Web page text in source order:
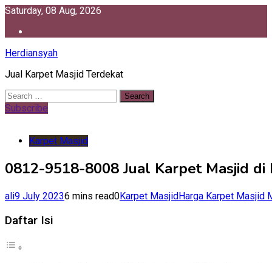
Skip
content
Saturday, 08 Aug, 2026
Herdiansyah
Jual Karpet Masjid Terdekat
Search
for:
Subscribe
Karpet Masjid
0812-9518-8008 Jual Karpet Masjid di
ali9 July 20236 mins read0Karpet MasjidHarga Karpet Masjid
Daftar Isi